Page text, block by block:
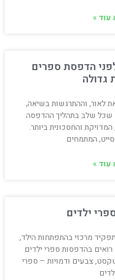
עוד »
הדפסת ספרים
גדולה
לאור, וההתרגשות בשיאה,
שכל שלב בתהליך ההדפסה
והחסכונית ביותר.
המתמחים
עוד »
ילדים
מרכזי בהתפתחות הילד,
בהדפסות ספרי ילדים
צבעים ודמויות – ספרי